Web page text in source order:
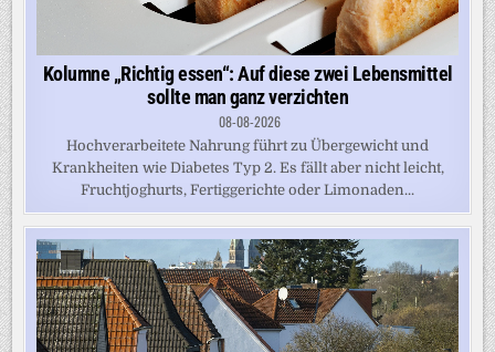
Kolumne „Richtig essen“: Auf diese zwei Lebensmittel
sollte man ganz verzichten
08-08-2026
Hochverarbeitete Nahrung führt zu Übergewicht und
Krankheiten wie Diabetes Typ 2. Es fällt aber nicht leicht,
Fruchtjoghurts, Fertiggerichte oder Limonaden...